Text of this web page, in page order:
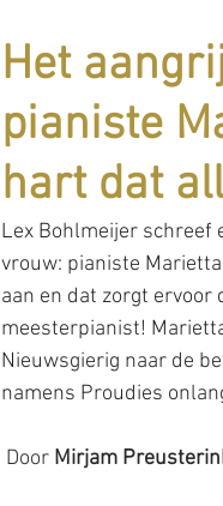
Het
pianiste
hart dat
Lex Bohlmeijer schreef
vrouw: pianiste
aan en dat zorgt
meesterpianist!
Nieuwsgierig naar de
namens Proudies
Door Mirjam